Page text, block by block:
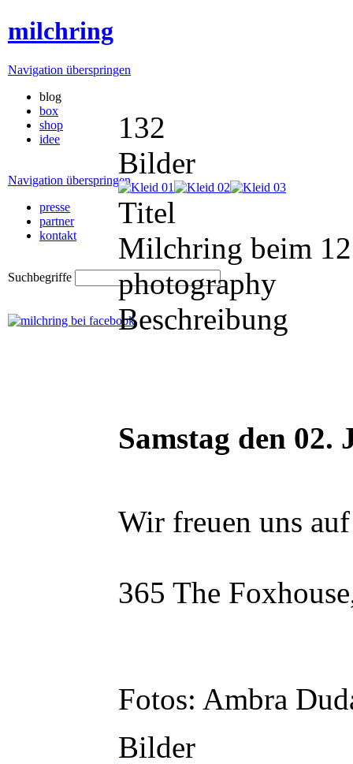
milchring
Navigation überspringen
blog
box
shop
idee
Navigation überspringen
presse
partner
kontakt
Suchbegriffe
132
Bilder
Titel
Milchring beim
photography
Beschreibung
Samstag den 02.
Wir freuen uns
365 The
Fotos: Ambra
Bilder